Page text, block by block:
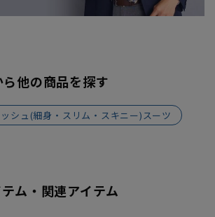
他の商品を探す
シュ(細身・スリム・スキニー)スーツ
ム・関連アイテム